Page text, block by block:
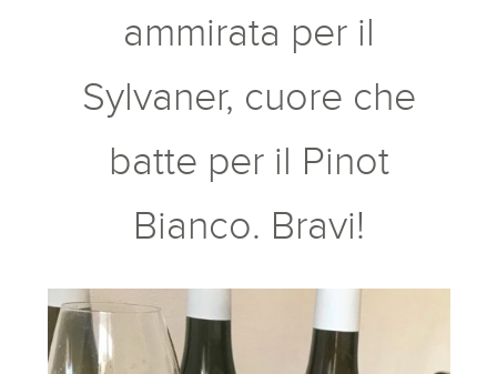
ammirata per il
Sylvaner, cuore che
batte per il Pinot
Bianco. Bravi!